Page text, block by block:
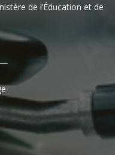
de l’Éducation et de